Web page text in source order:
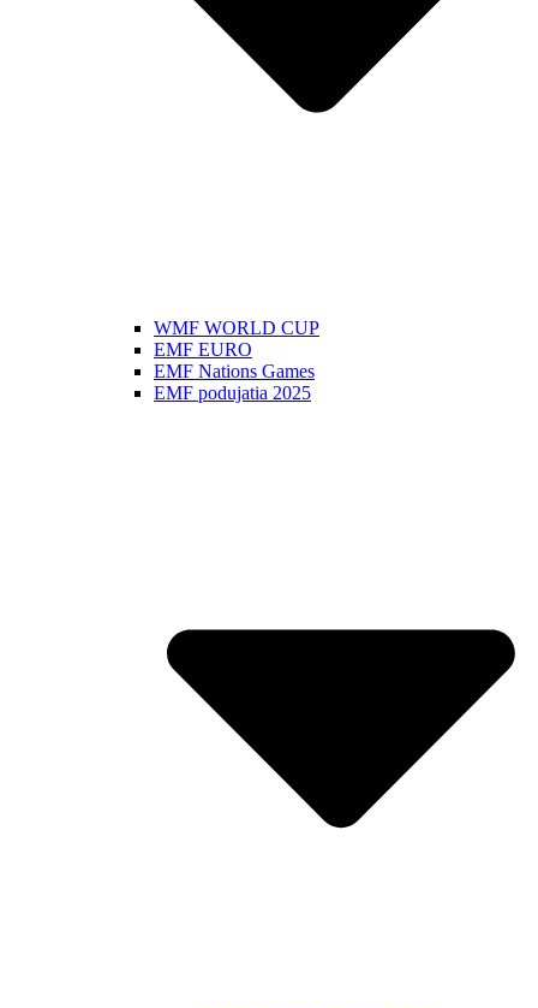
WMF WORLD CUP
EMF EURO
EMF Nations Games
EMF podujatia 2025